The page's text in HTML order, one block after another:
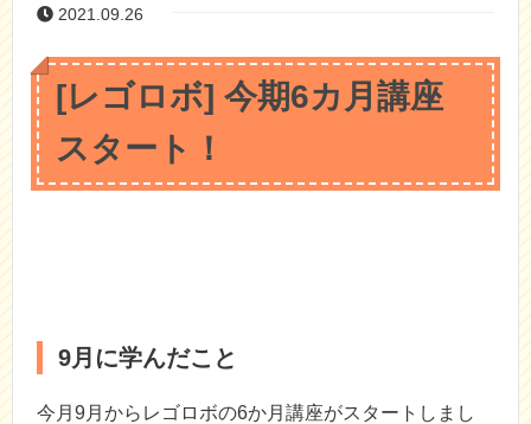
2021.09.26
[レゴロボ] 今期6カ月講座
スタート！
9月に学んだこと
今月9月からレゴロボの6か月講座がスタートしまし